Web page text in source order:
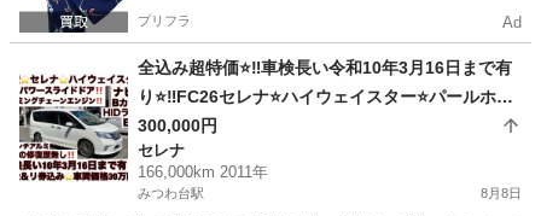
プリフラ Ad
全込み超特価⭐️‼️車検長い令和10年3月16日まで有
り⭐️‼️FC26セレナ⭐️ハイウェイスター⭐️パールホワ
イト⭐️両側パワースライドドア⭐️carrozzeriaナビ⭐️
フルセグTV⭐️Bluetoothオーディオ⭐️バックカメラ
⭐️ETC⭐️HID⭐️フォグ⭐️17インチアルミ⭐️スマートキ
300,000円
セレナ
166,000km 2011年
みつわ台駅 8月8日